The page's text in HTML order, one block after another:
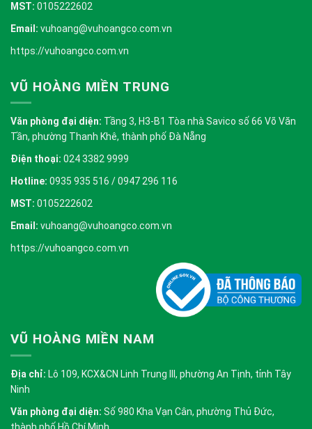
MST: 0105222602
Email: vuhoang@vuhoangco.com.vn
https://vuhoangco.com.vn
VŨ HOÀNG MIỀN TRUNG
Văn phòng đại diện: Tầng 3, H3-B1 Tòa nhà Savico số 66 Võ Văn
Tần, phường Thanh Khê, thành phố Đà Nẵng
Điện thoại: 024 3382 9999
Hotline: 0935 935 516 / 0947 296 116
MST: 0105222602
Email: vuhoang@vuhoangco.com.vn
https://vuhoangco.com.vn
VŨ HOÀNG MIỀN NAM
Địa chỉ: Lô 109, KCX&CN Linh Trung III, phường An Tịnh, tỉnh Tây
Ninh
Văn phòng đại diện: Số 980 Kha Vạn Cân, phường Thủ Đức,
thành phố Hồ Chí Minh